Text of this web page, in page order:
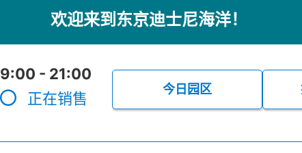
欢迎来到东京迪士尼海洋！
9:00 - 21:00
正在销售
今日园区